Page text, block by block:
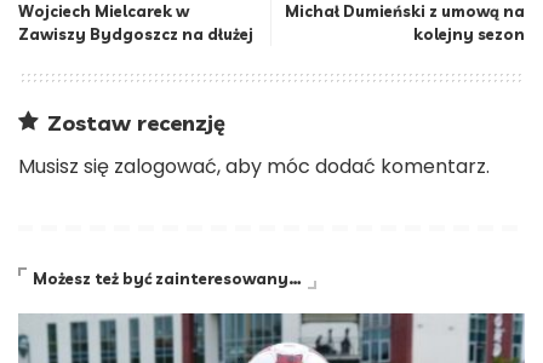
Wojciech Mielcarek w
Zawiszy Bydgoszcz na dłużej
Michał Dumieński z umową na
kolejny sezon
Zostaw recenzję
Musisz się zalogować, aby móc dodać komentarz.
Możesz też być zainteresowany…